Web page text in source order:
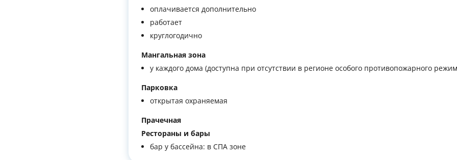
оплачивается дополнительно
работает
круглогодично
Мангальная зона
у каждого дома (доступна при отсутствии в регионе особого противопожарного
Парковка
открытая охраняемая
Прачечная
Рестораны и бары
бар у бассейна: в СПА зоне